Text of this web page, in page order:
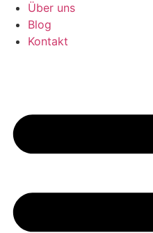
Über uns
Blog
Kontakt